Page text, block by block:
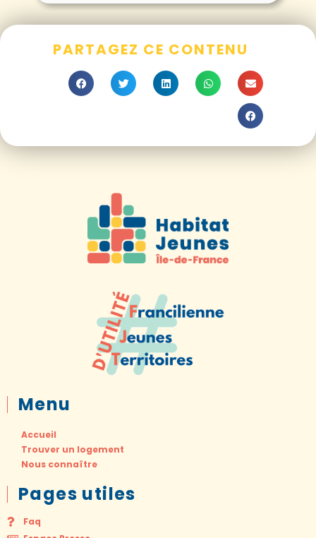
PARTAGEZ CE CONTENU
Menu
Accueil
Trouver un logement
Nous connaître
Pages utiles
Faq